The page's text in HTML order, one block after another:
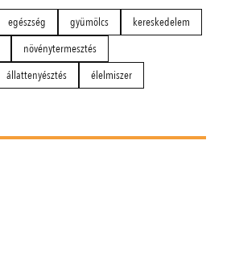
egészség gyümölcs
kereskedelem
növénytermesztés
állattenyésztés élelmiszer